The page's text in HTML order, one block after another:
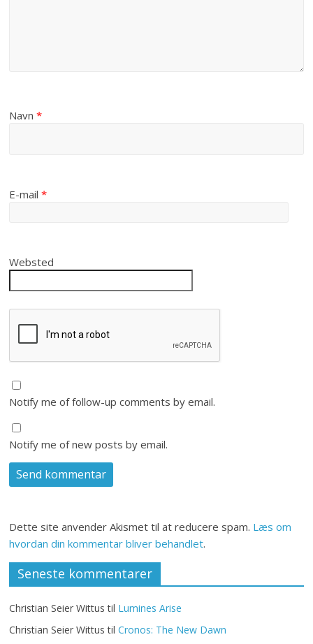
Navn*
E-mail*
Websted
Notify me of follow-up comments by email.
Notify me of new posts by email.
Dette site anvender Akismet til at reducere spam. Læs om
hvordan din kommentar bliver behandlet.
Seneste kommentarer
Christian Seier Wittus til Lumines Arise
Christian Seier Wittus tilCronos: The New Dawn